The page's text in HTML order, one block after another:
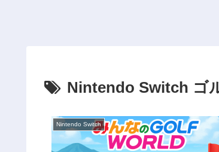
Nintendo Switch ゴ
Nintendo Switch